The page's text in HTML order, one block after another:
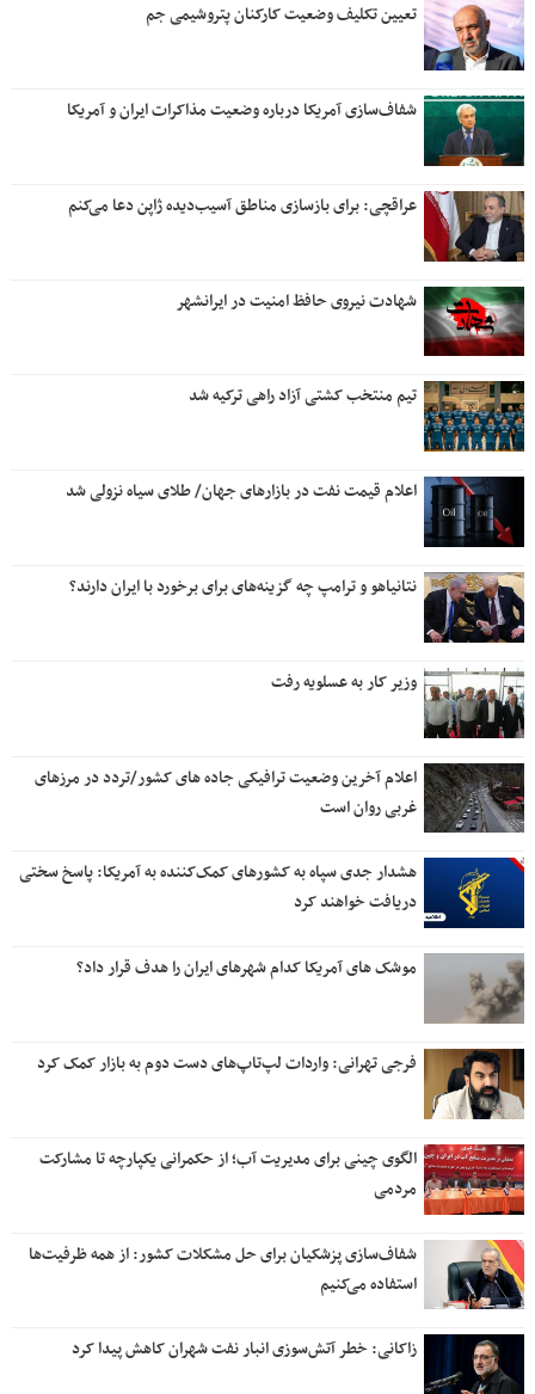
تعیین تکلیف وضعیت کارکنان پتروشیمی جم
شفاف‌سازی آمریکا درباره وضعیت مذاکرات ایران و آمریکا
عراقچی: برای بازسازی مناطق آسیب‌دیده ژاپن دعا می‌کنم
شهادت نیروی حافظ امنیت در ایرانشهر
تیم منتخب کشتی آزاد راهی ترکیه شد
اعلام قیمت نفت در بازارهای جهان/ طلای سیاه نزولی شد
نتانیاهو و ترامپ چه گزینه‌های برای برخورد با ایران دارند؟
وزیر کار به عسلویه رفت
اعلام آخرین وضعیت ترافیکی جاده های کشور/تردد در مرزهای
غربی روان است
هشدار جدی سپاه به کشورهای کمک‌کننده به آمریکا: پاسخ سختی
دریافت خواهند کرد
موشک های آمریکا کدام شهرهای ایران را هدف قرار داد؟
فرجی تهرانی: واردات لپ‌تاپ‌های دست دوم به بازار کمک کرد
الگوی چینی برای مدیریت آب؛ از حکمرانی یکپارچه تا مشارکت
مردمی
شفاف‌سازی پزشکیان برای حل مشکلات کشور: از همه ظرفیت‌ها
استفاده می‌کنیم
زاکانی: خطر آتش‌سوزی انبار نفت شهران کاهش پیدا کرد